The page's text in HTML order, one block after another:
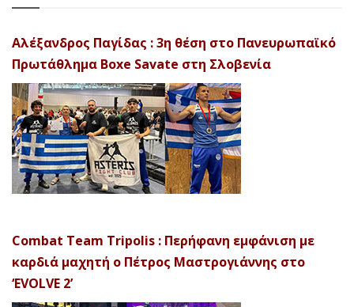
Αλέξανδρος Παγίδας : 3η θέση στο Πανευρωπαϊκό
Πρωτάθλημα Boxe Savate στη Σλοβενία
Combat Team Tripolis : Περήφανη εμφάνιση με
καρδιά μαχητή ο Πέτρος Μαστρογιάννης στο
‘EVOLVE 2’